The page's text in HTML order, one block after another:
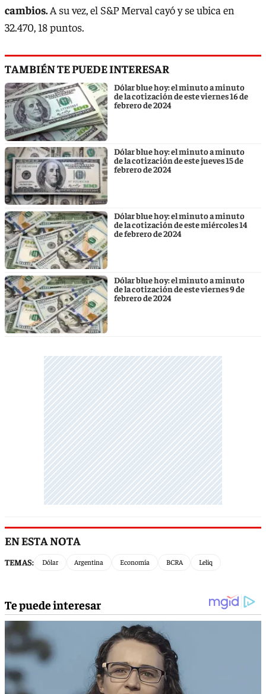
cambios. A su vez, el S&P Merval cayó y se ubica en
32.470, 18 puntos.
TAMBIÉN TE PUEDE INTERESAR
Dólar blue hoy: el minuto a minuto
de la cotización de este viernes 16 de
febrero de 2024
Dólar blue hoy: el minuto a minuto
de la cotización de este jueves 15 de
febrero de 2024
Dólar blue hoy: el minuto a minuto
de la cotización de este miércoles 14
de febrero de 2024
Dólar blue hoy: el minuto a minuto
de la cotización de este viernes 9 de
febrero de 2024
EN ESTA NOTA
TEMAS: Dólar Argentina Economía BCRA Leliq